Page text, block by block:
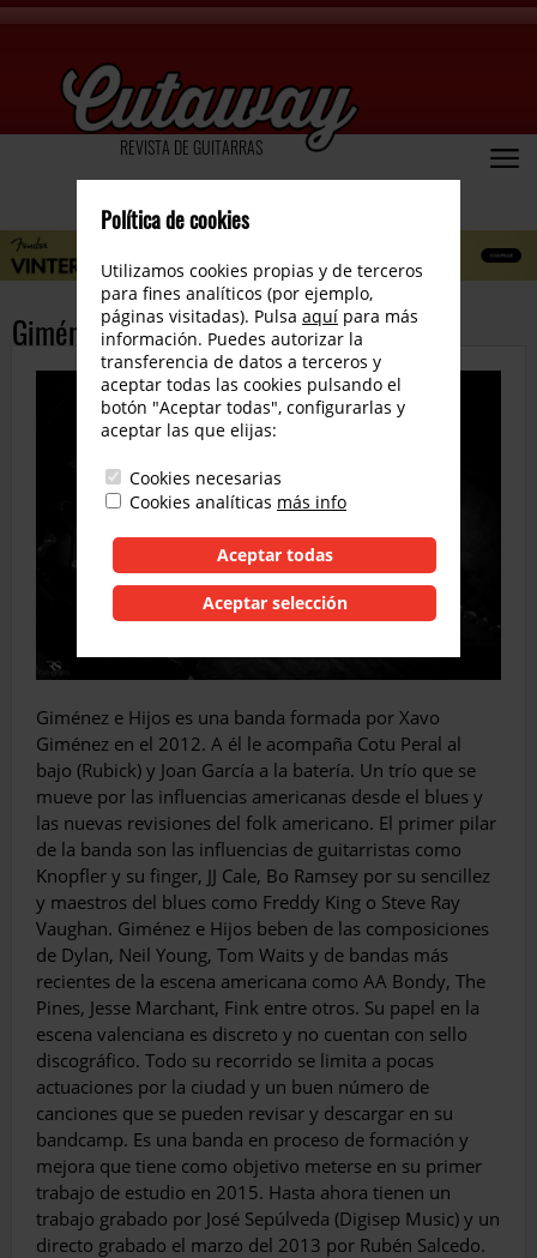
REVISTA DE GUITARRAS
Giménez e hijos
Giménez e Hijos es una banda formada por Xavo
Giménez en el 2012. A él le acompaña Cotu Peral al
bajo (Rubick) y Joan García a la batería. Un trío que se
mueve por las influencias americanas desde el blues y
las nuevas revisiones del folk americano. El primer pilar
de la banda son las influencias de guitarristas como
Knopfler y su finger, JJ Cale, Bo Ramsey por su sencillez
y maestros del blues como Freddy King o Steve Ray
Vaughan. Giménez e Hijos beben de las composiciones
de Dylan, Neil Young, Tom Waits y de bandas más
recientes de la escena americana como AA Bondy, The
Pines, Jesse Marchant, Fink entre otros. Su papel en la
escena valenciana es discreto y no cuentan con sello
discográfico. Todo su recorrido se limita a pocas
actuaciones por la ciudad y un buen número de
canciones que se pueden revisar y descargar en su
bandcamp. Es una banda en proceso de formación y
mejora que tiene como objetivo meterse en su primer
trabajo de estudio en 2015. Hasta ahora tienen un
trabajo grabado por José Sepúlveda (Digisep Music) y un
directo grabado el marzo del 2013 por Rubén Salcedo.
Política de cookies
Utilizamos cookies propias y de terceros
para fines analíticos (por ejemplo,
páginas visitadas). Pulsa aquí para más
información. Puedes autorizar la
transferencia de datos a terceros y
aceptar todas las cookies pulsando el
botón "Aceptar todas", configurarlas y
aceptar las que elijas:
Cookies necesarias
Cookies analíticas más info
Aceptar todas
Aceptar selección